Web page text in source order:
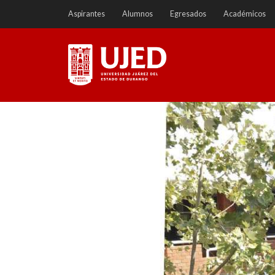
a
Aspirantes Alumnos Egresados Académicos
Universidad Juárez del